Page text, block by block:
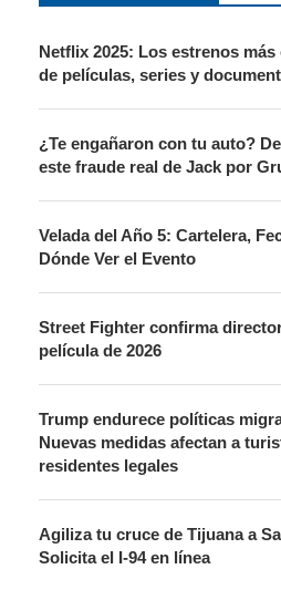
Netflix 2025: Los estrenos más
de películas, series y
¿Te engañaron con tu auto?
este fraude real de Jack por
Velada del Año 5: Cartelera,
Dónde Ver el Evento
Street Fighter confirma
película de 2026
Trump endurece políticas
Nuevas medidas afectan a
residentes legales
Agiliza tu cruce de Tijuana a
Solicita el I-94 en línea